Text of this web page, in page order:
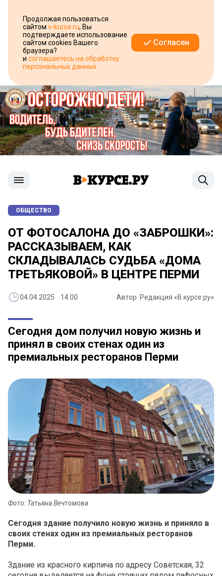
Продолжая пользоваться
сайтом v-kurse.ru, Вы
подтверждаете использование
сайтом cookies Вашего
браузера?
и соглашаетесь на обработку
персональных данных
Согласен
ОБЩЕСТВО
ОТ ФОТОСАЛОНА ДО «ЗАБРОШКИ»:
РАССКАЗЫВАЕМ, КАК
СКЛАДЫВАЛАСЬ СУДЬБА «ДОМА
ТРЕТЬЯКОВОЙ» В ЦЕНТРЕ ПЕРМИ
04.04.2025 14:00 Автор: Редакция «В курсе.ру»
Сегодня дом получил новую жизнь и
принял в своих стенах один из
премиальных ресторанов Перми
Фото: Татьяна Вечтомова
Сегодня здание получило новую жизнь и приняло в
своих стенах один из премиальных ресторанов
Перми.
Здание из красного кирпича по адресу Советская, 32